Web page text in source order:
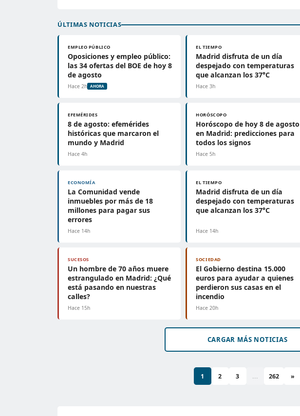
ÚLTIMAS NOTICIAS
EMPLEO PÚBLICO
Oposiciones y empleo público:
las 34 ofertas del BOE de hoy 8
de agosto
Hace 2h AHORA
EL TIEMPO
Madrid disfruta de un día
despejado con temperaturas
que alcanzan los 37°C
Hace 3h
EFEMÉRIDES
8 de agosto: efemérides
históricas que marcaron el
mundo y Madrid
Hace 4h
HORÓSCOPO
Horóscopo de hoy 8 de agosto
en Madrid: predicciones para
todos los signos
Hace 5h
ECONOMÍA
La Comunidad vende
inmuebles por más de 18
millones para pagar sus
errores
Hace 14h
EL TIEMPO
Madrid disfruta de un día
despejado con temperaturas
que alcanzan los 37°C
Hace 14h
SUCESOS
Un hombre de 70 años muere
estrangulado en Madrid: ¿Qué
está pasando en nuestras
calles?
Hace 15h
SOCIEDAD
El Gobierno destina 15.000
euros para ayudar a quienes
perdieron sus casas en el
incendio
Hace 20h
CARGAR MÁS NOTICIAS
1 2 3 ... 262 »